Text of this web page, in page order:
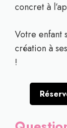
concret à
Votre enfant
création à
!